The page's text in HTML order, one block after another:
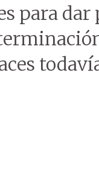
para dar